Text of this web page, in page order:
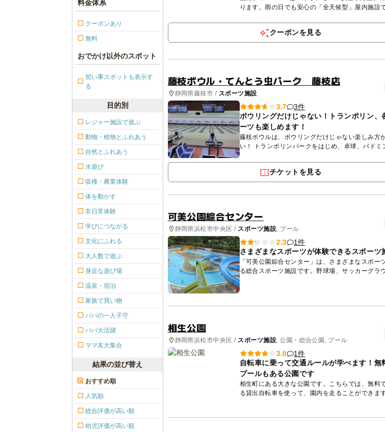
ります。雨の日でも安心の「全天候型」屋内施設で
クーポンを見る
藤枝ボウル・てんとう虫パーク 藤枝店
静岡県藤枝市 / スポーツ施設
3.7
3件
ボウリングだけじゃない！トランポリン、
ーツも楽しめます！
藤枝ボウルは、ボウリングだけじゃない楽しみ方
い！ トランポリンパークをはじめ、卓球、バドミ
ビリヤード、ダーツなど様々な遊びができる屋内
メント施設。...
チケットを見る
可美公園綜合センター
静岡県浜松市中央区 / スポーツ施設 , プール
2.3
1件
さまざまなスポーツが体験できるスポーツ
「可美公園綜合センター」は、さまざまなスポー
る総合スポーツ施設です。野球場、サッカーグラ
ニスコート、弓道場も完備。 また、水泳場もあり、屋内に
は通年...
相生公園
静岡県浜松市中央区 / スポーツ施設 , 公園・総合公園, プール
3.8
1件
自転車に乗って交通ルールが学べます！無
プールもある公園です
相生町にある大きな公園です。こちらでは、無料
る貸出自転車を使って、園内を走ることができま
料金体系
クーポンあり
無料
おでかけ以外のスポット
習い事スポットも表示す
る
目的別
レジャー施設で遊ぶ
動物・植物とふれあう
自然とふれあう
水遊び
収穫・農業体験
体を動かす
非日常体験
学びにつながる
文化にふれる
大人数で遊ぶ
身近な遊び場
温泉・宿泊
家族で買い物
パパの一人子守
パパ大活躍
ママ友大集合
結果の並び替え
おすすめ順
人気順
総合評価が高い順
幼児評価が高い順